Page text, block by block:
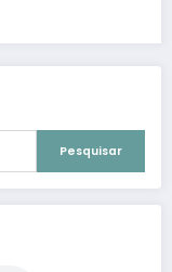
Pesquisar